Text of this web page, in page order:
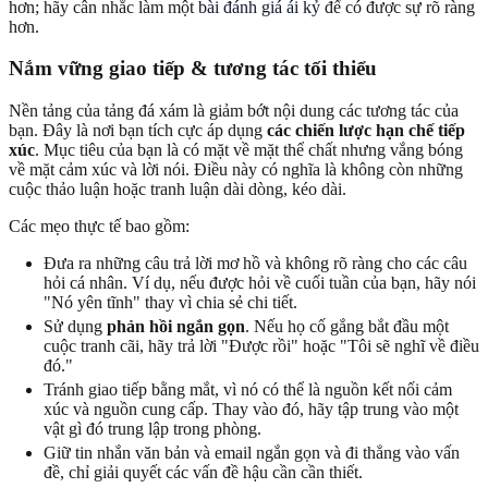
hơn; hãy cân nhắc làm một bài đánh giá ái kỷ để có được sự rõ ràng
hơn.
Nắm vững giao tiếp & tương tác tối thiểu
Nền tảng của tảng đá xám là giảm bớt nội dung các tương tác của
bạn. Đây là nơi bạn tích cực áp dụng các chiến lược hạn chế tiếp
xúc. Mục tiêu của bạn là có mặt về mặt thể chất nhưng vắng bóng
về mặt cảm xúc và lời nói. Điều này có nghĩa là không còn những
cuộc thảo luận hoặc tranh luận dài dòng, kéo dài.
Các mẹo thực tế bao gồm:
Đưa ra những câu trả lời mơ hồ và không rõ ràng cho các câu
hỏi cá nhân. Ví dụ, nếu được hỏi về cuối tuần của bạn, hãy nói
"Nó yên tĩnh" thay vì chia sẻ chi tiết.
Sử dụng phản hồi ngắn gọn. Nếu họ cố gắng bắt đầu một
cuộc tranh cãi, hãy trả lời "Được rồi" hoặc "Tôi sẽ nghĩ về điều
đó."
Tránh giao tiếp bằng mắt, vì nó có thể là nguồn kết nối cảm
xúc và nguồn cung cấp. Thay vào đó, hãy tập trung vào một
vật gì đó trung lập trong phòng.
Giữ tin nhắn văn bản và email ngắn gọn và đi thẳng vào vấn
đề, chỉ giải quyết các vấn đề hậu cần cần thiết.